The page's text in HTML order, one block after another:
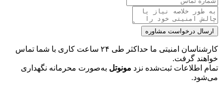
ارسال درخواست مشاوره
کارشناسان امنیتی ما حداکثر طی ۲۴ ساعت کاری با شما تماس
خواهند گرفت.
تمام اطلاعات ثبت‌شده نزد مونوتل به‌صورت محرمانه نگهداری
می‌شود.